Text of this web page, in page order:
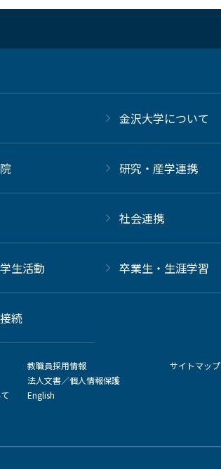
金沢大学について
研究・産学連携
社会連携
生活動 卒業生・生涯学習
続
教職員採用情報
法人文書／個人情報保護
English
サイトマップ